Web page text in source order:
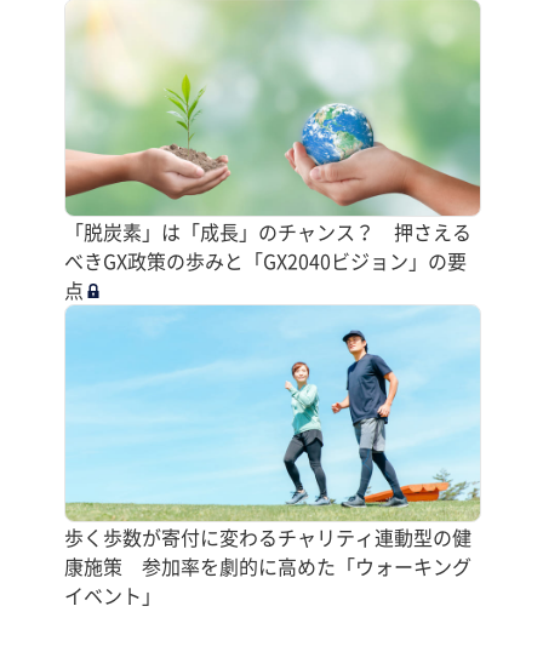
「脱炭素」は「成長」のチャンス？ 押さえる
べきGX政策の歩みと「GX2040ビジョン」の要
点
歩く歩数が寄付に変わるチャリティ連動型の健
康施策 参加率を劇的に高めた「ウォーキング
イベント」